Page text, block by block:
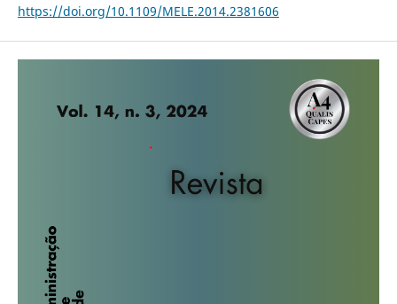
https://doi.org/10.1109/MELE.2014.2381606